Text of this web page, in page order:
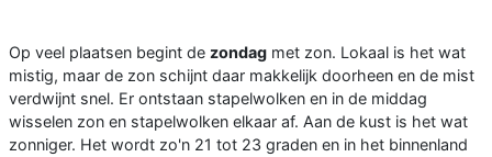
Op veel plaatsen begint de zondag met zon. Lokaal is het wat
mistig, maar de zon schijnt daar makkelijk doorheen en de mist
verdwijnt snel. Er ontstaan stapelwolken en in de middag
wisselen zon en stapelwolken elkaar af. Aan de kust is het wat
zonniger. Het wordt zo'n 21 tot 23 graden en in het binnenland